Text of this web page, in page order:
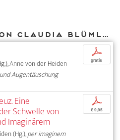
Weitere Texte von Claudia Blümle bei DIAPHANES
Anne von der Heiden
Augentäuschung
p
gratis
Eine
Schwelle von
Imaginärem
(Hg.),per imaginem
p
€ 9,95